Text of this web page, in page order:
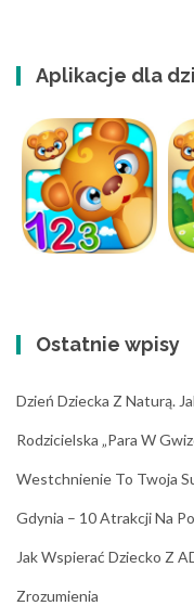
Aplikacje dla
Ostatnie wpisy
Dzień Dziecka Z Naturą.
Rodzicielska „para W
Westchnienie To Twoja
Gdynia – 10 Atrakcji Na
Jak Wspierać Dziecko Z
Zrozumienia